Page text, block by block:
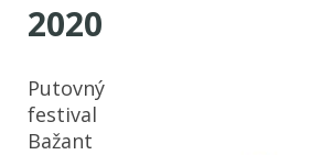
2020
Putovný
festival
Bažant